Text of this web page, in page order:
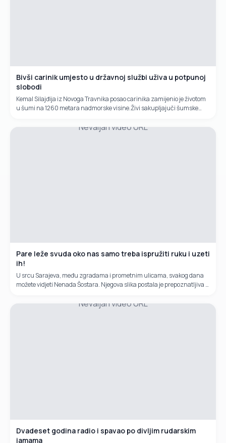
Bivši carinik umjesto u državnoj službi uživa u potpunoj
slobodi
Kemal Silajđija iz Novoga Travnika posao carinika zamijenio je životom
u šumi na 1260 metara nadmorske visine.Živi sakupljajuči šumske
Nevaljan video URL
Pare leže svuda oko nas samo treba ispružiti ruku i uzeti
ih!
U srcu Sarajeva, među zgradama i prometnim ulicama, svakog dana
možete vidjeti Nenada Šostara. Njegova slika postala je prepoznatljiva –
ne blijedi, iako život nije bio blag prema njemu.Nenad je jedini radnik
Nevaljan video URL
Dvadeset godina radio i spavao po divljim rudarskim
jamama